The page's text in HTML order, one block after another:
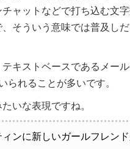
ャットなどで打ち込む文
そういう意味では普及し
キストベースであるメール
られることが多いです。
いな表現ですね。
ンに新しいガールフレン